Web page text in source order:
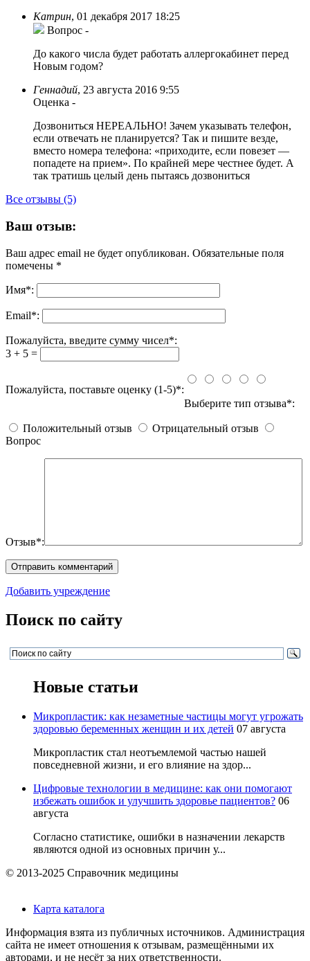
Катрин, 01 декабря 2017 18:25
Вопрос -
До какого числа будет работать аллергокабинет перед
Новым годом?
Геннадий, 23 августа 2016 9:55
Оценка -
Дозвониться НЕРЕАЛЬНО! Зачем указывать телефон,
если отвечать не планируется? Так и пишите везде,
вместо номера телефона: «приходите, если повезет —
попадете на прием». По крайней мере честнее будет. А
так тратишь целый день пытаясь дозвониться
Все отзывы (5)
Ваш отзыв:
Ваш адрес email не будет опубликован. Обязательные поля
помечены *
Имя*:
Email*:
Пожалуйста, введите сумму чисел*:
3 + 5 =
Пожалуйста, поставьте оценку (1-5)*:
Выберите тип отзыва*:
Положительный отзыв
Отрицательный отзыв
Вопрос
Отзыв*:
Добавить учреждение
Поиск по сайту
Новые статьи
Микропластик: как незаметные частицы могут угрожать
здоровью беременных женщин и их детей 07 августа
Микропластик стал неотъемлемой частью нашей
повседневной жизни, и его влияние на здор...
Цифровые технологии в медицине: как они помогают
избежать ошибок и улучшить здоровье пациентов? 06
августа
Согласно статистике, ошибки в назначении лекарств
являются одной из основных причин у...
© 2013-2025 Справочник медицины
Карта каталога
Информация взята из публичных источников. Администрация
сайта не имеет отношения к отзывам, размещёнными их
авторами, и не несёт за них ответственности.